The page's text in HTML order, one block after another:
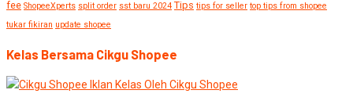
fee ShopeeXperts split order sst baru 2024 Tips tips for seller top tips from shopee
tukar fikiran update shopee
Kelas Bersama Cikgu Shopee